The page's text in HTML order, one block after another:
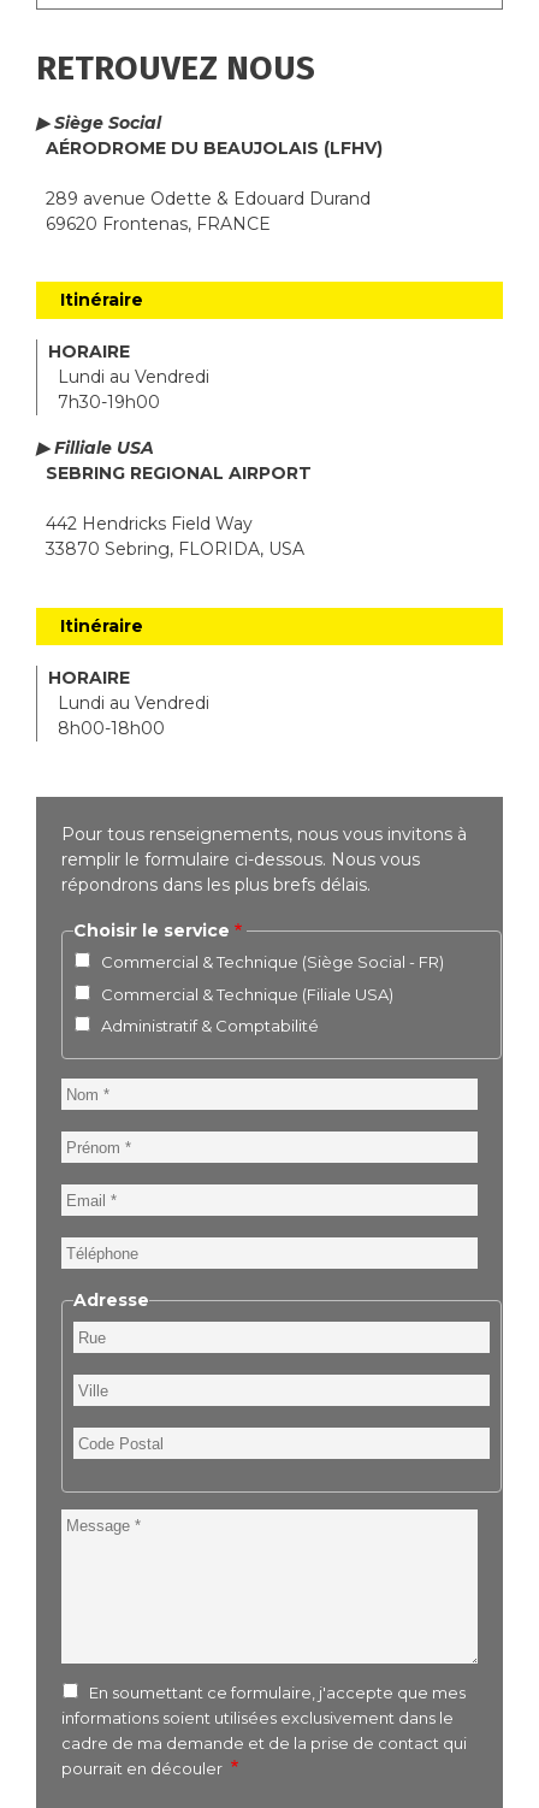
RETROUVEZ NOUS
▶ Siège Social
AÉRODROME DU BEAUJOLAIS (LFHV)
289 avenue Odette & Edouard Durand
69620 Frontenas, FRANCE
Itinéraire
HORAIRE
Lundi au Vendredi
7h30-19h00
▶ Filliale USA
SEBRING REGIONAL AIRPORT
442 Hendricks Field Way
33870 Sebring, FLORIDA, USA
Itinéraire
HORAIRE
Lundi au Vendredi
8h00-18h00
Pour tous renseignements, nous vous invitons à
remplir le formulaire ci-dessous. Nous vous
répondrons dans les plus brefs délais.
Choisir le service
Commercial & Technique (Siège Social - FR)
Commercial & Technique (Filiale USA)
Administratif & Comptabilité
Nom
Prénom
Email
Téléphone
Adresse
Rue
Ville
Code
Postal
Message
En soumettant ce formulaire, j'accepte que mes
informations soient utilisées exclusivement dans le
cadre de ma demande et de la prise de contact qui
pourrait en découler